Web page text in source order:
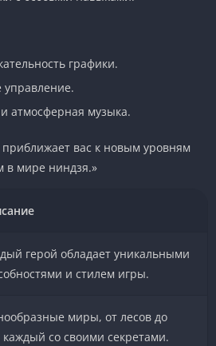
графики.
управление.
атмосферная музыка.
вас к новым уровням
в мире ниндзя.»
герой обладает уникальными
и стилем игры.
миры, от лесов до
каждый со своими секретами.